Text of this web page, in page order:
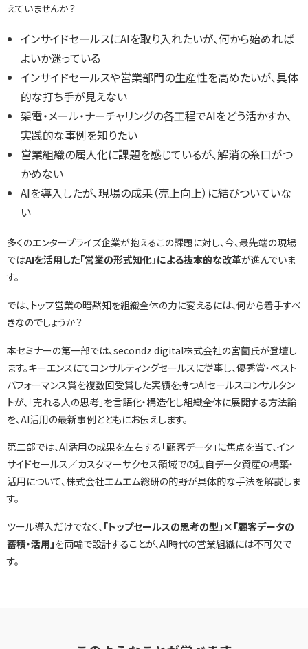
選ばれる理由
私たちの理念
セミナー情報
インサイドセールス関連ブログ
えていませんか？
インサイドセールスにAIを取り入れたいが、何から始めれば
よいか迷っている
インサイドセールスや営業部門の生産性を高めたいが、具体
的な打ち手が見えない
架電・メール・ナーチャリングの各工程でAIをどう活かすか、
実践的な事例を知りたい
営業組織の属人化に課題を感じているが、解消の糸口がつ
かめない
AIを導入したが、現場の成果（売上向上）に結びついていな
い
多くのエンタープライズ企業が抱えるこの課題に対し、今、最先端の現場
ではAIを活用した「営業の形式知化」による抜本的な改革が進んでいま
す。
では、トップ営業の暗黙知を組織全体の力に変えるには、何から着手すべ
きなのでしょうか？
本セミナーの第一部では、secondz digital株式会社の宮薗氏が登壇し
ます。キーエンスにてコンサルティングセールスに従事し、優秀賞・ベスト
パフォーマンス賞を複数回受賞した実績を持つAIセールスコンサルタン
トが、「売れる人の思考」を言語化・構造化し組織全体に展開する方法論
を、AI活用の最新事例とともにお伝えします。
第二部では、AI活用の成果を左右する「顧客データ」に焦点を当て、イン
サイドセールス／カスタマーサクセス領域での独自データ資産の構築・
活用について、株式会社エムエム総研の的野が具体的な手法を解説しま
す。
ツール導入だけでなく、 「トップセールスの思考の型」×「顧客データの
蓄積・活用」を両輪で設計することが、AI時代の営業組織には不可欠で
す。